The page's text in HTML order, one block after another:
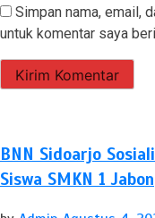
Simpan nama, email,
untuk komentar saya
BNN Sidoarjo
Siswa SMKN 1 Jabon